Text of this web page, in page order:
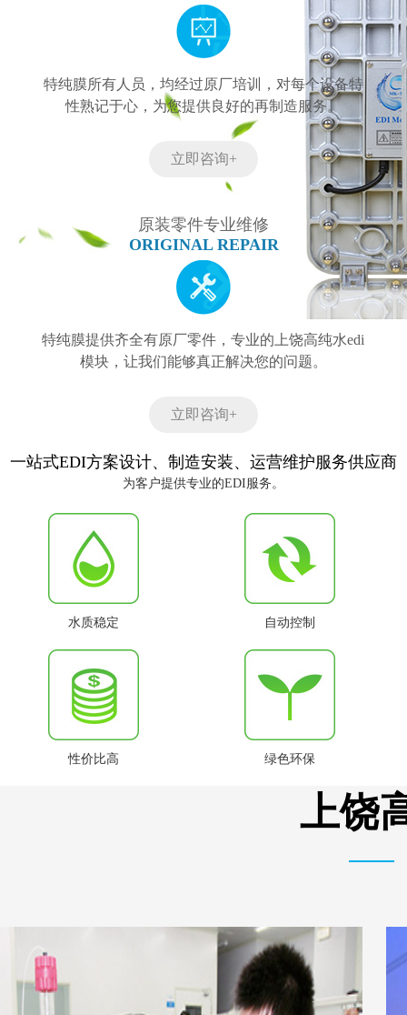
特纯膜所有人员，均经过原厂培训，对每个设备特
性熟记于心，为您提供良好的再制造服务。
立即咨询+
原装零件专业维修
ORIGINAL REPAIR
特纯膜提供齐全有原厂零件，专业的上饶高纯水edi
模块，让我们能够真正解决您的问题。
立即咨询+
一站式EDI方案设计、制造安装、运营维护服务供应商
为客户提供专业的EDI服务。
水质稳定 自动控制
性价比高 绿色环保
上饶